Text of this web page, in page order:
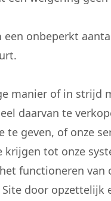
onbeperkt
manier of in strijd
daarvan te
te geven, of onze
tot onze
functioneren
door opzettelijk